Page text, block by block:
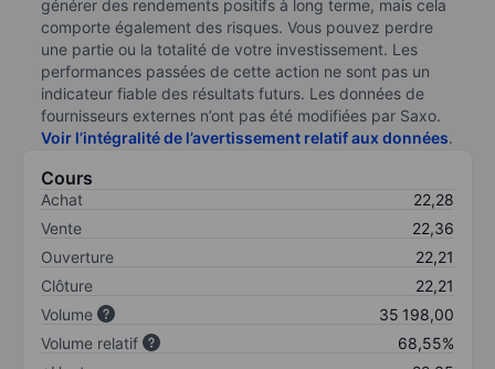
générer des rendements positifs à long terme, mais cela
comporte également des risques. Vous pouvez perdre
une partie ou la totalité de votre investissement. Les
performances passées de cette action ne sont pas un
indicateur fiable des résultats futurs. Les données de
fournisseurs externes n’ont pas été modifiées par Saxo.
Voir l’intégralité de l’avertissement relatif aux données.
Cours
Achat
22,28
Vente
22,36
Ouverture
22,21
Clôture
22,21
Volume
35 198,00
Volume relatif
68,55%